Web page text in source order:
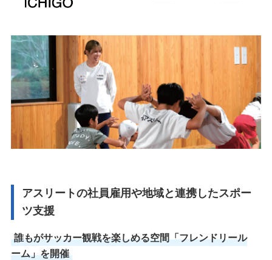
アスリートの社員雇用や地域と連携したスポー
ツ支援
誰もがサッカー観戦を楽しめる空間「フレンドリール
ーム」を開催